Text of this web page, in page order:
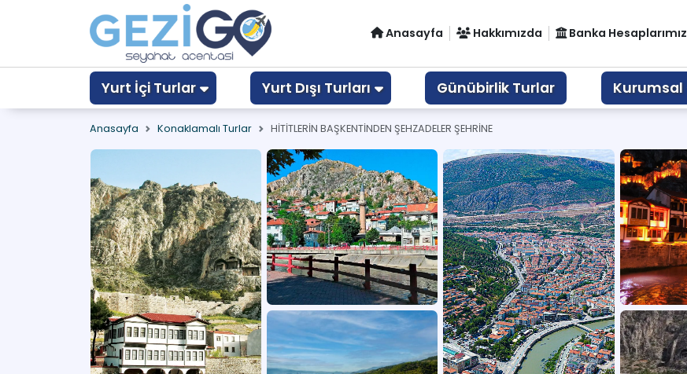
Anasayfa Hakkımızda Banka Hesaplarımız
Yurt İçi Turlar Yurt Dışı Turları Günübirlik Turlar Kurumsal
Anasayfa Konaklamalı Turlar HİTİTLERİN BAŞKENTİNDEN ŞEHZADELER ŞEHRİNE